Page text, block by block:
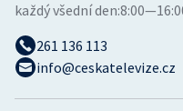
každý všední den:
261 136 113
info@ceskatelevize.cz